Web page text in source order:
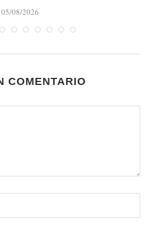
05/08/2026
COMENTARIO